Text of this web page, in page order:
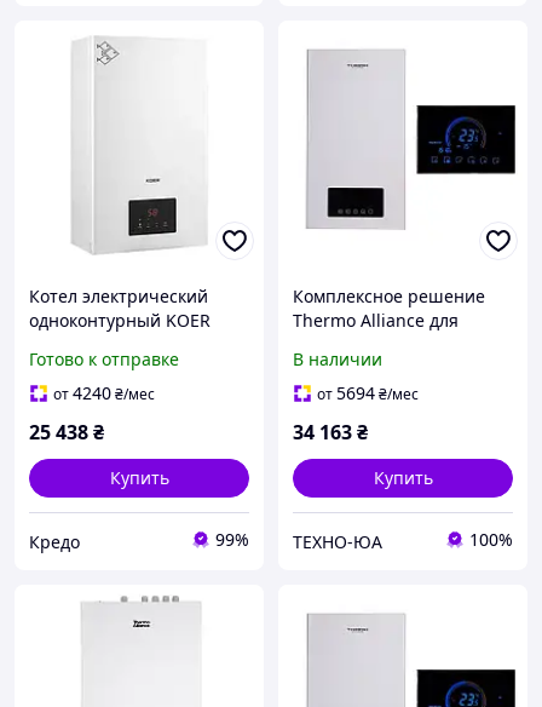
Котел электрический
одноконтурный KOER
цвет белый (KR5563)
Готово к отправке
от4240₴/мес
25 438₴
Купить
Кредо 99%
Комплексное решение
Thermo Alliance для
электрический котел 24
кВт + провинный
В наличии
от5694₴/мес
34 163₴
Купить
ТЕХНО-ЮА 100%